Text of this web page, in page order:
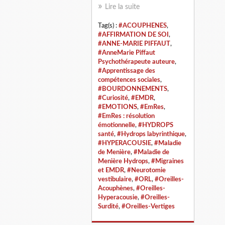
Lire la suite
Tag(s) : #ACOUPHENES,
#AFFIRMATION DE SOI ,
#ANNE-MARIE PIFFAUT,
#AnneMarie Piffaut
Psychothérapeute auteure,
#Apprentissage des
compétences sociales,
#BOURDONNEMENTS,
#Curiosité, #EMDR,
#EMOTIONS, #EmRes,
#EmRes : résolution
émotionnelle, #HYDROPS
santé, #Hydrops labyrinthique,
#HYPERACOUSIE, #Maladie
de Menière, #Maladie de
Menière Hydrops, #Migraines
et EMDR, #Neurotomie
vestibulaire, #ORL, #Oreilles-
Acouphènes, #Oreilles-
Hyperacousie, #Oreilles-
Surdité, #Oreilles-Vertiges